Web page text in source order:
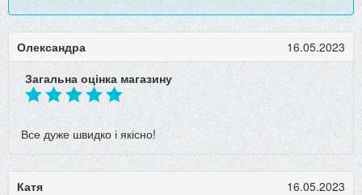
Олександра
16.05.2023
Загальна оцінка магазину
Все дуже швидко і якісно!
Катя
16.05.2023